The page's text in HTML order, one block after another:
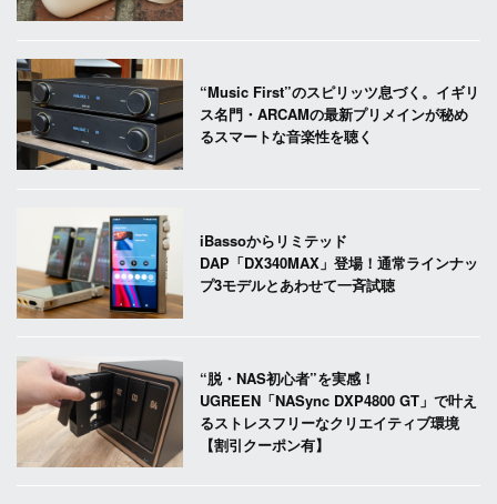
“Music First”のスピリッツ息づく。イギリ
ス名門・ARCAMの最新プリメインが秘め
るスマートな音楽性を聴く
iBassoからリミテッド
DAP「DX340MAX」登場！通常ラインナッ
プ3モデルとあわせて一斉試聴
“脱・NAS初心者”を実感！
UGREEN「NASync DXP4800 GT」で叶え
るストレスフリーなクリエイティブ環境
【割引クーポン有】